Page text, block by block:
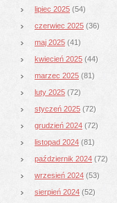
lipiec 2025 (54)
czerwiec 2025 (36)
maj 2025 (41)
kwiecień 2025 (44)
marzec 2025 (81)
luty 2025 (72)
styczeń 2025 (72)
grudzień 2024 (72)
listopad 2024 (81)
październik 2024 (72)
wrzesień 2024 (53)
sierpień 2024 (52)